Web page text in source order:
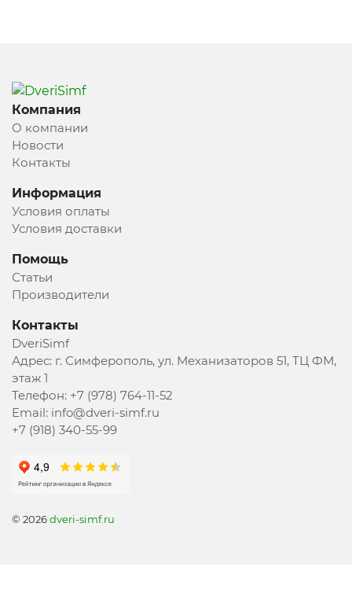
Компания
О компании
Новости
Контакты
Информация
Условия оплаты
Условия доставки
Помощь
Статьи
Производители
Контакты
DveriSimf
Адрес: г. Симферополь, ул. Механизаторов 51, ТЦ ФМ,
этаж 1
Телефон: +7 (978) 764-11-52
Email: info@dveri-simf.ru
+7 (918) 340-55-99
© 2026dveri-simf.ru